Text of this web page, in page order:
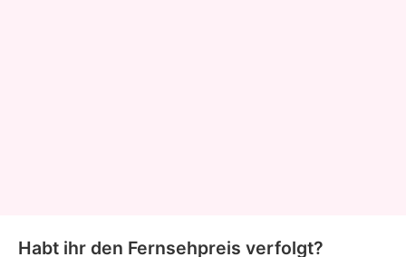
Habt ihr den Fernsehpreis verfolgt?